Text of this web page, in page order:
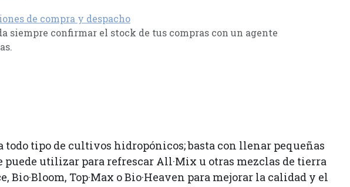
de compra y despacho
siempre confirmar el stock de tus compras con un agente
tipo de cultivos hidropónicos; basta con llenar pequeñas
puede utilizar para refrescar All·Mix u otras mezclas de tierra
Top·Max o Bio·Heaven para mejorar la calidad y el